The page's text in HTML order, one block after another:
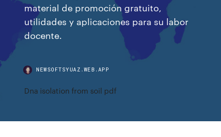
material de promoción gratuito,
utilidades y aplicaciones para su labor
docente.
NEWSOFTSYUAZ.WEB.APP
Dna isolation from soil pdf